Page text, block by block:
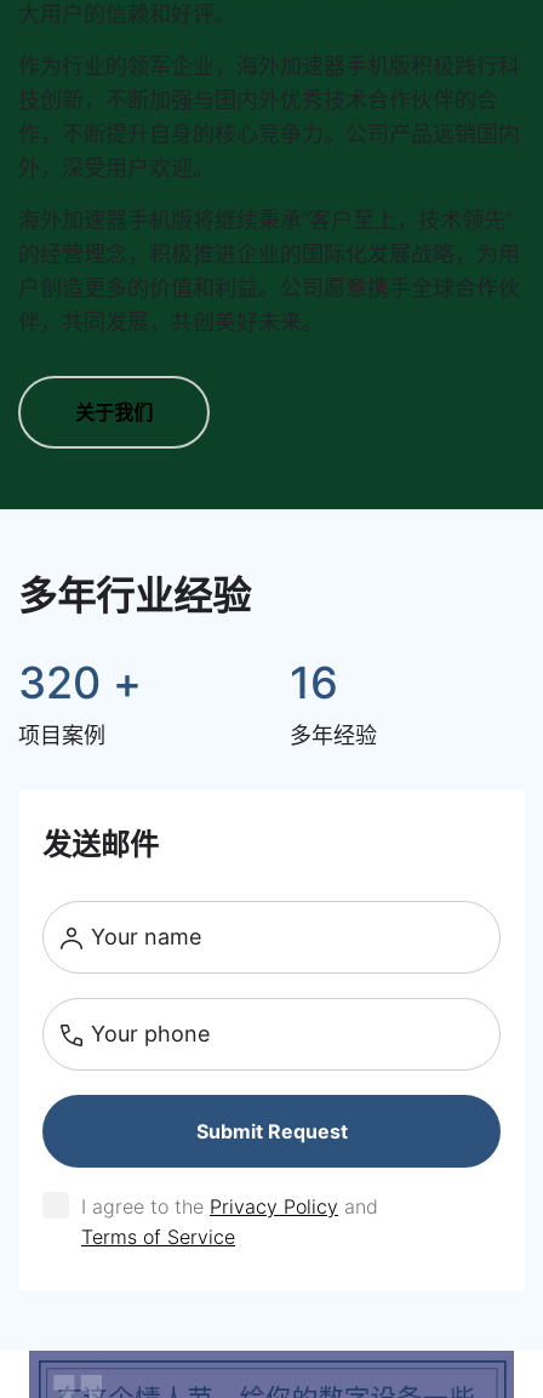
大用户的信赖和好评。
作为行业的领军企业， 海外加速器手机版积极践行科
技创新，不断加强与国内外优秀技术合作伙伴的合
作，不断提升自身的核心竞争力。公司产品远销国内
外，深受用户欢迎。
海外加速器手机版将继续秉承“客户至上，技术领先”
的经营理念，积极推进企业的国际化发展战略，为用
户创造更多的价值和利益。公司愿意携手全球合作伙
伴，共同发展，共创美好未来。
关于我们
多年行业经验
320 +
项目案例
16
多年经验
发送邮件
Your name
Your phone
Submit Request
I agree to the Privacy Policy and
Terms of Service